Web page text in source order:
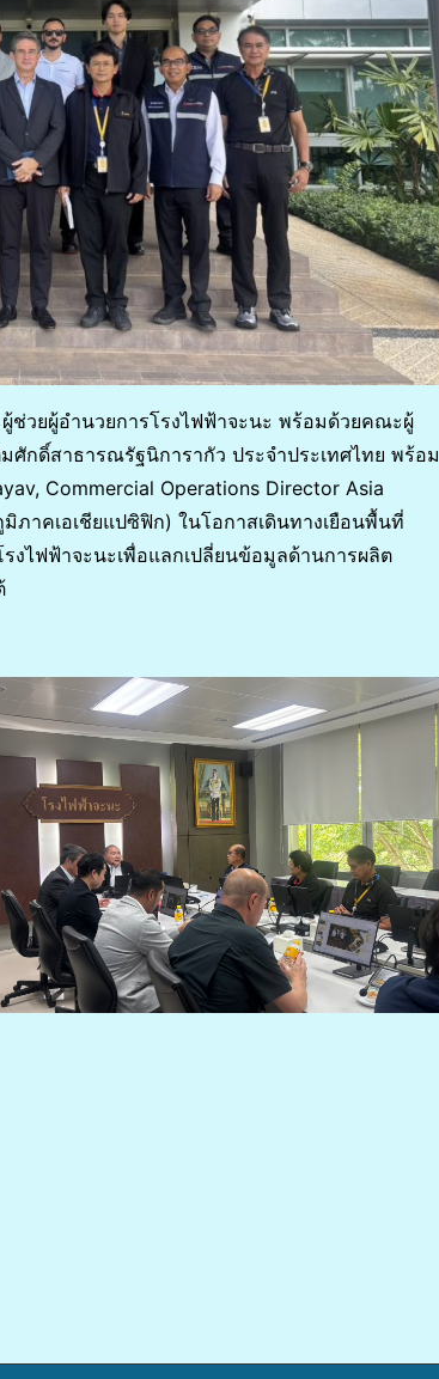
วยผู้อำนวยการโรงไฟฟ้าจะนะ พร้อมด้วยคณะผู้
กดิ์สาธารณรัฐนิการากัว ประจำประเทศไทย พร้อม
Commercial Operations Director Asia
ภาคเอเชียแปซิฟิก) ในโอกาสเดินทางเยือนพื้นที่
งไฟฟ้าจะนะเพื่อแลกเปลี่ยนข้อมูลด้านการผลิต